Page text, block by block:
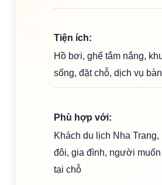
Tiện ích:
Hồ bơi, ghế tắm nắng,
sống, đặt chỗ, dịch vụ bàn
Phù hợp với:
Khách du lịch Nha
đôi, gia đình, người
tại chỗ